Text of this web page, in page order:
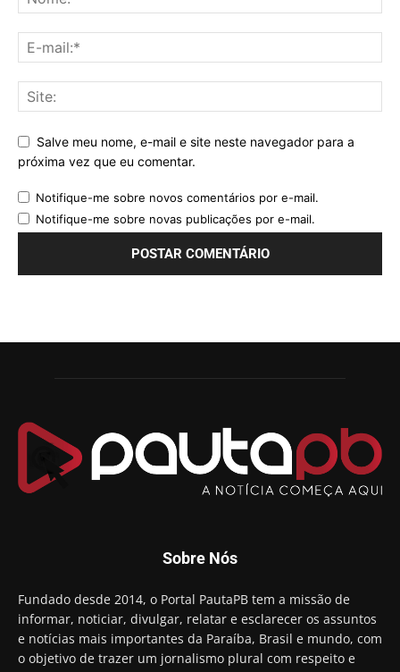
Salve meu nome, e-mail e site neste navegador para a
próxima vez que eu comentar.
Notifique-me sobre novos comentários por e-mail.
Notifique-me sobre novas publicações por e-mail.
Sobre Nós
Fundado desde 2014, o Portal PautaPB tem a missão de
informar, noticiar, divulgar, relatar e esclarecer os assuntos
e notícias mais importantes da Paraíba, Brasil e mundo, com
o objetivo de trazer um jornalismo plural com respeito e